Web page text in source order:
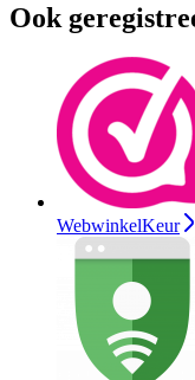
Ook
WebwinkelKeur